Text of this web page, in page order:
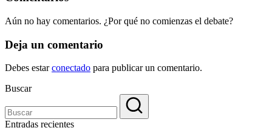
Aún no hay comentarios. ¿Por qué no comienzas el debate?
Deja un comentario
Debes estarconectado para publicar un comentario.
Buscar
Entradas recientes